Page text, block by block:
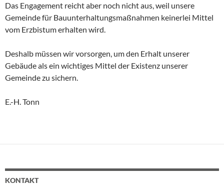
Das Engagement reicht aber noch nicht aus, weil unsere
Gemeinde für Bauunterhaltungsmaßnahmen keinerlei Mittel
vom Erzbistum erhalten wird.
Deshalb müssen wir vorsorgen, um den Erhalt unserer
Gebäude als ein wichtiges Mittel der Existenz unserer
Gemeinde zu sichern.
E.-H. Tonn
KONTAKT